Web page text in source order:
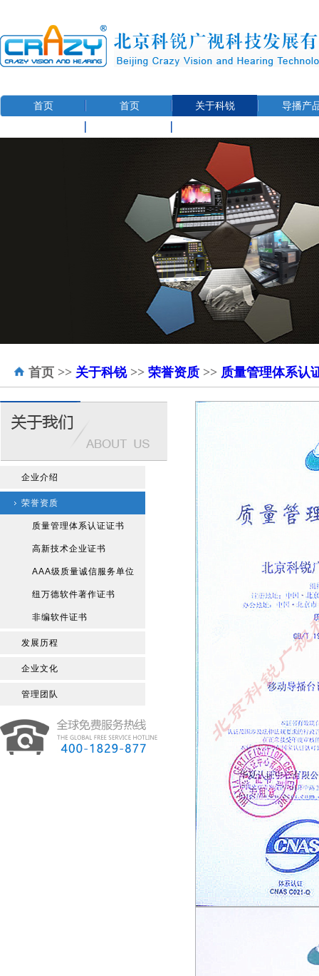
首页 首页 关于科锐
导播产
首页 >> 关于科锐>> 荣誉资质 >> 质量管理体系认
企业介绍
荣誉资质
质量管理体系认证证书
高新技术企业证书
AAA级质量诚信服务单位
纽万德软件著作证书
非编软件证书
发展历程
企业文化
管理团队